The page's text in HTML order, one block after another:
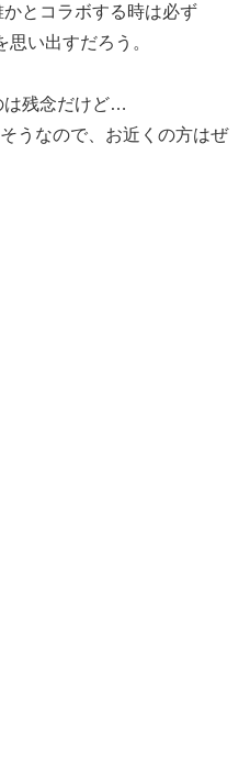
とコラボする時は必ず
い出すだろう。
は残念だけど…
うなので、お近くの方はぜ